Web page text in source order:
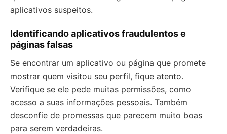
aplicativos suspeitos.
Identificando aplicativos fraudulentos e
páginas falsas
Se encontrar um aplicativo ou página que promete
mostrar quem visitou seu perfil, fique atento.
Verifique se ele pede muitas permissões, como
acesso a suas informações pessoais. Também
desconfie de promessas que parecem muito boas
para serem verdadeiras.